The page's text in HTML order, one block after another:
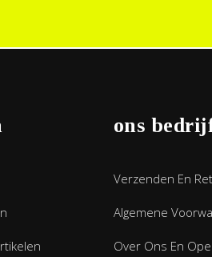
ons
Verzenden En
Algemene
Over Ons En